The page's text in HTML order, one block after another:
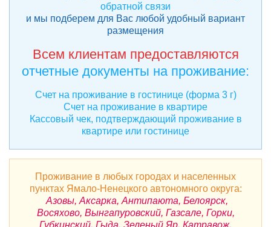
обратной связи
и мы подберем для Вас любой удобный вариант
размещения
Всем клиентам предоставляются
отчетные документы на проживание:
Счет на проживание в гостинице (форма 3 г)
Счет на проживание в квартире
Кассовый чек, подтверждающий проживание в
квартире или гостинице
Проживание в любых городах и населенных
пунктах Ямало-Ненецкого автономного округа:
Азовы, Аксарка, Антипаюта, Белоярск,
Восяхово, Вынгапуровский, Газсале, Горки,
Губкинский, Гыда, Зеленый Яр, Катравож,